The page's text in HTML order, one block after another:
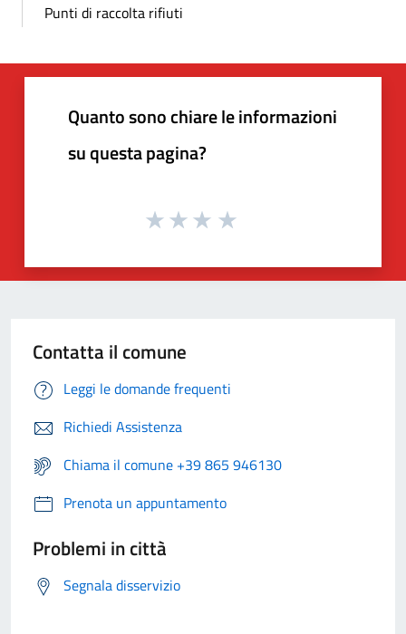
Punti di raccolta rifiuti
Quanto sono chiare le informazioni
su questa pagina?
Contatta il comune
Leggi le domande frequenti
Richiedi Assistenza
Chiama il comune +39 865 946130
Prenota un appuntamento
Problemi in città
Segnala disservizio